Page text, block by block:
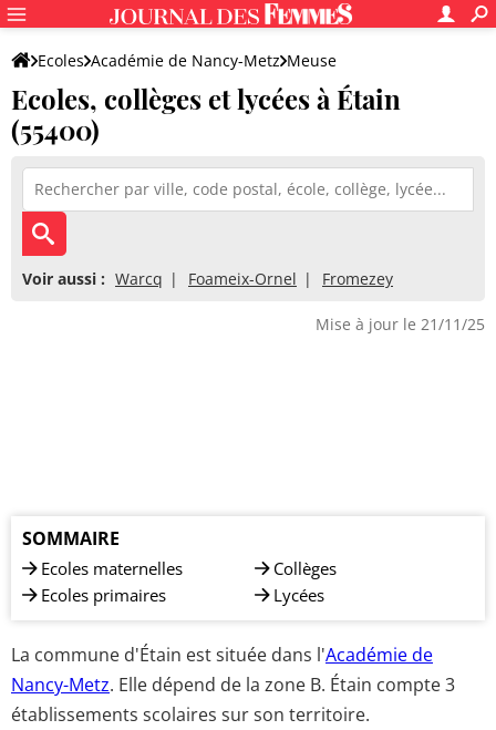
Ecoles Académie de Nancy-Metz Meuse
Ecoles, collèges et lycées à Étain
(55400)
Voir aussi : Warcq Foameix-Ornel Fromezey
Mise à jour le 21/11/25
SOMMAIRE
Ecoles maternelles
Ecoles primaires
Collèges
Lycées
La commune d'Étain est située dans l'Académie de
Nancy-Metz. Elle dépend de la zone B. Étain compte 3
établissements scolaires sur son territoire.